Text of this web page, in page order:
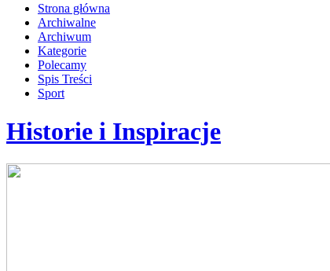
Strona główna
Archiwalne
Archiwum
Kategorie
Polecamy
Spis Treści
Sport
Historie i Inspiracje